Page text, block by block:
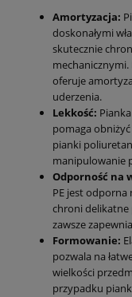
Amortyzacja:
doskonałymi
skutecznie
oferuje
uderzenia.
Lekkość:
pomaga
pianki
manipulowanie
Odporność na
PE jest odporna
chroni
zawsze
Formowanie:
pozwala na
wielkości
przypadku